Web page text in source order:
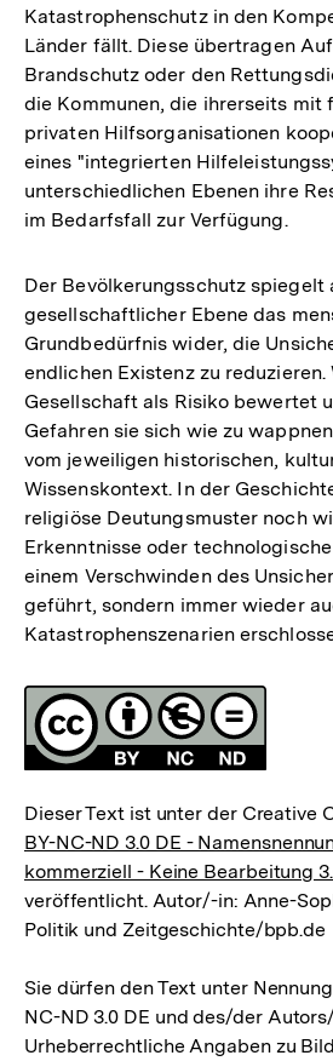
Katastrophenschutz in den
Länder fällt. Diese übertragen
Brandschutz oder den
die Kommunen, die ihrerseits mit
privaten Hilfsorganisationen
eines "integrierten
unterschiedlichen Ebenen ihre
im Bedarfsfall zur Verfügung.
Der Bevölkerungsschutz spiegelt
gesellschaftlicher Ebene das
Grundbedürfnis wider, die
endlichen Existenz zu reduzieren.
Gesellschaft als Risiko bewertet
Gefahren sie sich wie zu
vom jeweiligen historischen,
Wissenskontext. In der
religiöse Deutungsmuster noch
Erkenntnisse oder
einem Verschwinden des
geführt, sondern immer wieder
Katastrophenszenarien
Fussnoten
Lizenz
Dieser Text ist unter der Creative
BY-NC-ND 3.0 DE -
kommerziell - Keine Bearbeitung
veröffentlicht. Autor/-in: Anne-
Politik und Zeitgeschichte/bpb.de
Sie dürfen den Text unter
NC-ND 3.0 DE und des/der
Urheberrechtliche Angaben zu